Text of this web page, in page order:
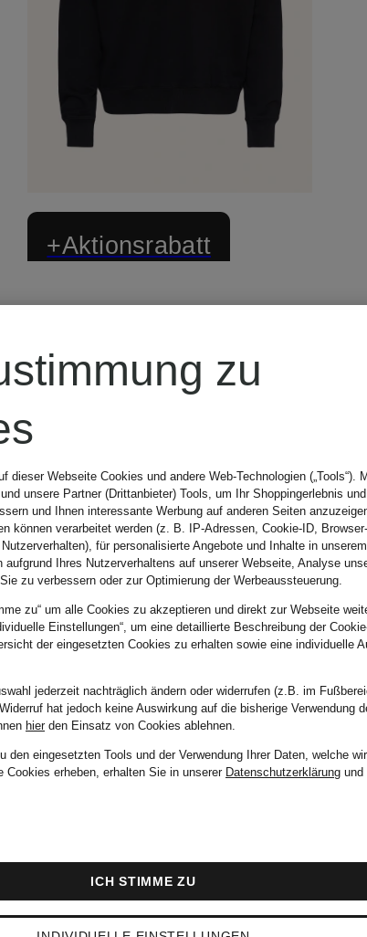
+Aktionsrabatt
Off-White
Sweatshirt
145 €
Bestpreis:144,50 €
Ursprünglich:285 €
zu
dieser Webseite Cookies und andere Web-Technologien („Tools“).
unsere Partner (Drittanbieter) Tools, um Ihr Shoppingerlebnis
und Ihnen interessante Werbung auf anderen Seiten
können verarbeitet werden (z. B. IP-Adressen, Cookie-ID,
für personalisierte Angebote und Inhalte in
aufgrund Ihres Nutzerverhaltens auf unserer Webseite, Analyse
zu verbessern oder zur Optimierung der Werbeaussteuerung.
zu“ um alle Cookies zu akzeptieren und direkt zur Webseite
Einstellungen“, um eine detaillierte Beschreibung der
der eingesetzten Cookies zu erhalten sowie eine individuelle
jederzeit nachträglich ändern oder widerrufen (z.B. im
hat jedoch keine Auswirkung auf die bisherige Verwendung
hierden Einsatz von Cookies ablehnen.
den eingesetzten Tools und der Verwendung Ihrer Daten, welche
Cookies erheben, erhalten Sie in unserer Datenschutzerklärung und
ICH STIMME ZU